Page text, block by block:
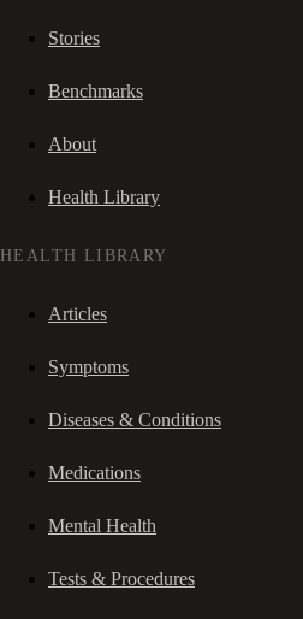
Stories
Benchmarks
About
Health Library
HEALTH LIBRARY
Articles
Symptoms
Diseases & Conditions
Medications
Mental Health
Tests & Procedures